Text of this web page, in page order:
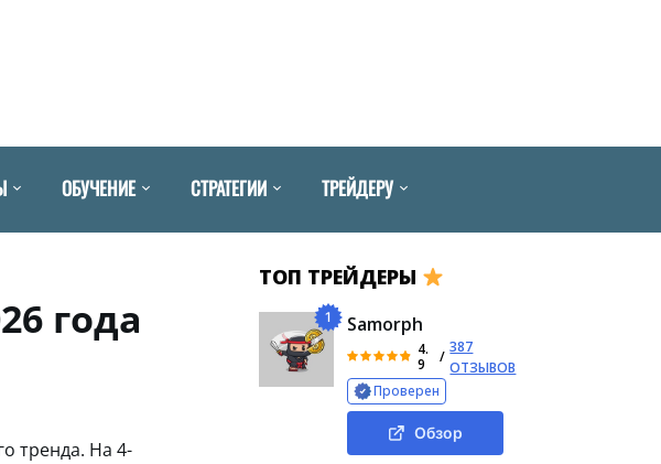
ОБУЧЕНИЕ СТРАТЕГИИ ТРЕЙДЕРУ
года
тренда. На 4-
ТОП ТРЕЙДЕРЫ
1 Samorph
4.
9
/
387
ОТЗЫВОВ
Проверен
Обзор